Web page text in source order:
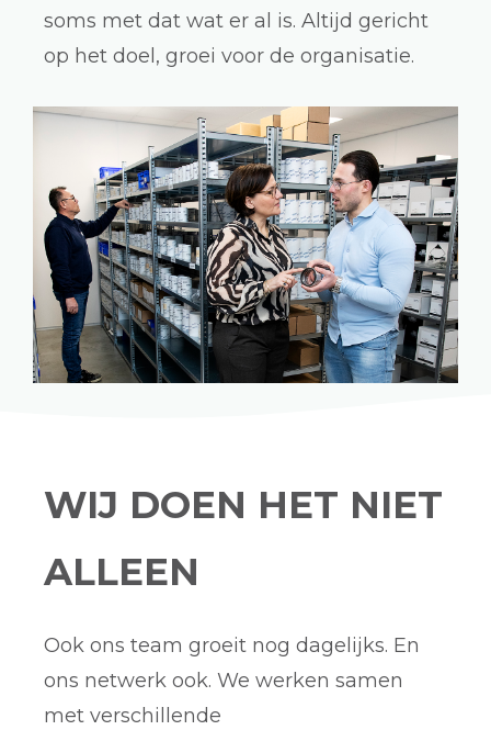
soms met dat wat er al is. Altijd gericht
op het doel, groei voor de organisatie.
WIJ DOEN HET NIET
ALLEEN
Ook ons team groeit nog dagelijks. En
ons netwerk ook. We werken samen
met verschillende